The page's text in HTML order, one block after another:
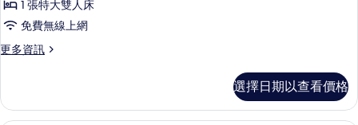
相
片
1 張特大雙人床
免費無線上網
更多資訊
更
詳
情
選擇日期以查看價格